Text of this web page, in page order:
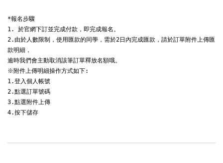
*報名步驟
1. 於官網下訂並完成付款，即完成報名。
2.由於人數限制，使用匯款的同學，需於2日內完成匯款，請於訂單附件上傳匯
款明細，
逾時我們會主動取消該筆訂單釋放名額哦。
※附件上傳明細操作方式如下:
1.登入個人帳號
2.點選訂單號碼
3.點選附件上傳
4.按下儲存